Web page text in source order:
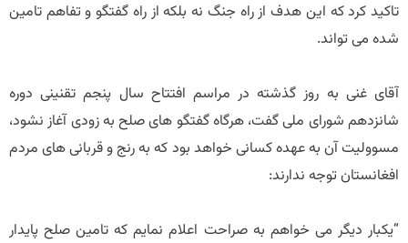
تاکید کرد که این هدف از راه جنگ نه بلکه از راه گفتگو و تفاهم تامین
شده می تواند.
آقای غنی به روز گذشته در مراسم افتتاح سال پنجم تقنینی دوره
شانزدهم شورای ملی گفت، هرگاه گفتگو های صلح به زودی آغاز نشود،
مسوولیت آن به عهده کسانی خواهد بود که به رنج و قربانی های مردم
افغانستان توجه ندارند:
“یکبار دیگر می خواهم به صراحت اعلام نمایم که تامین صلح پایدار